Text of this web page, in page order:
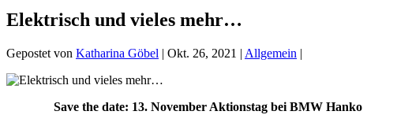
Elektrisch und vieles mehr…
Gepostet von Katharina Göbel | Okt. 26, 2021 | Allgemein |
Save the date: 13. November Aktionstag bei BMW Hanko